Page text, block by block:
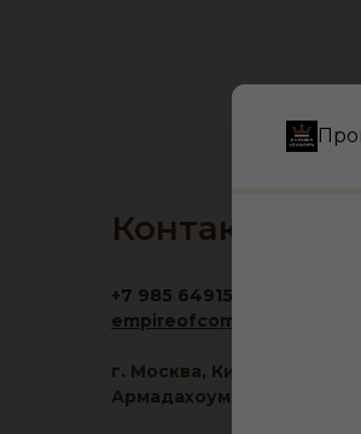
Контакты
+7 985 6491516
г. Москва,
Армадахоум, 1 этаж